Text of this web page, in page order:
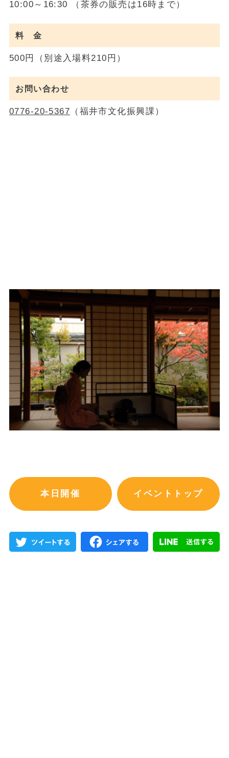
10:00～16:30 （茶券の販売は16時まで）
料 金
500円（別途入場料210円）
お問い合わせ
0776-20-5367 （福井市文化振興課）
本日開催 イベントトップ